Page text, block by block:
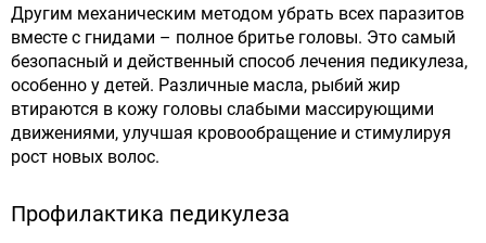
Другим механическим методом убрать всех паразитов
вместе с гнидами – полное бритье головы. Это самый
безопасный и действенный способ лечения педикулеза,
особенно у детей. Различные масла, рыбий жир
втираются в кожу головы слабыми массирующими
движениями, улучшая кровообращение и стимулируя
рост новых волос.
Профилактика педикулеза